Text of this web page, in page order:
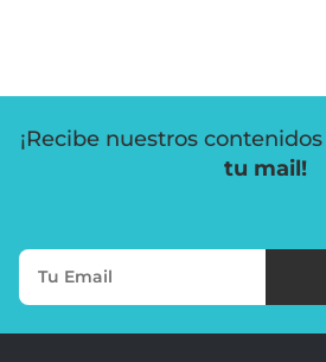
¡Recibe nuestros contenidos
tu mail!